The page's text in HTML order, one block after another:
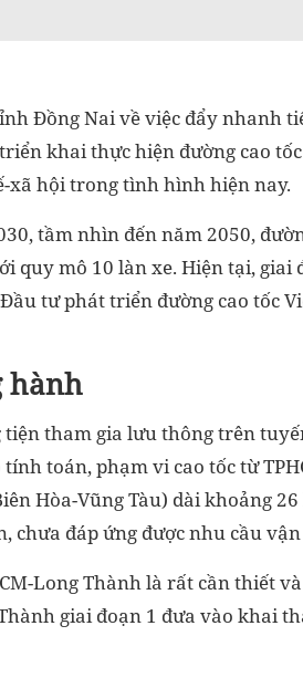
Đồng Nai về việc đẩy nhanh
khai thực hiện đường cao
xã hội trong tình hình hiện nay.
tầm nhìn đến năm 2050,
quy mô 10 làn xe. Hiện tại, giai
tư phát triển đường cao tốc
hành
tham gia lưu thông trên
toán, phạm vi cao tốc từ
Hòa-Vũng Tàu) dài khoảng
chưa đáp ứng được nhu cầu
Long Thành là rất cần thiết
giai đoạn 1 đưa vào khai